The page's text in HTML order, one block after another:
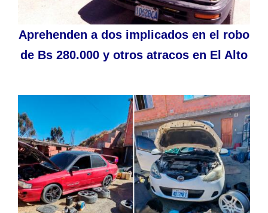
Aprehenden a dos implicados en el robo
de Bs 280.000 y otros atracos en El Alto